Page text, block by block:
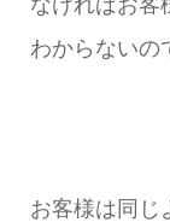
なければお客
わからないの
お客様は同じ